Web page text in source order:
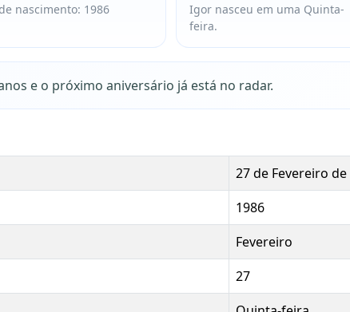
nascimento: 1986
Igor nasceu em uma Quinta-
feira.
e o próximo aniversário já está no radar.
27 de Fevereiro de
1986
Fevereiro
27